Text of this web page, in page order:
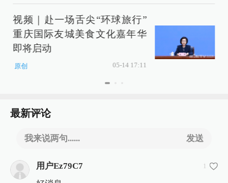
视频｜赴一场舌尖“环球旅行”
重庆国际友城美食文化嘉年华
即将启动
原创 05-14 17:11
最新评论
我来说两句...... 发送
用户Ez79C7 1